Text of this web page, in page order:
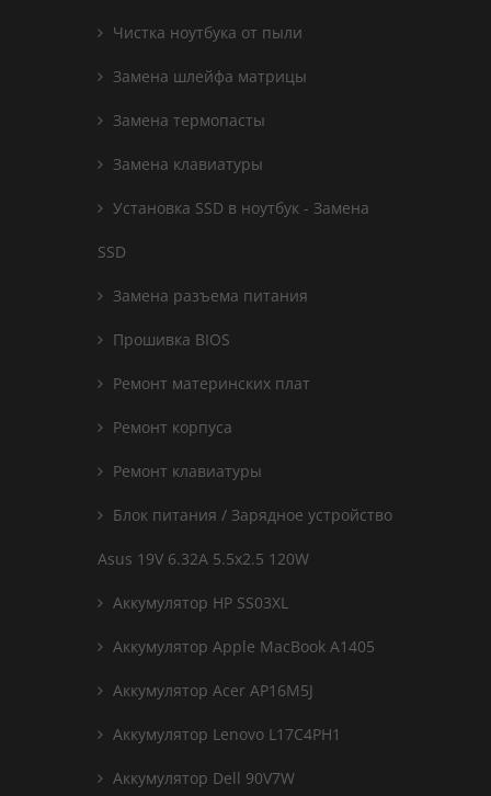
Чистка ноутбука от пыли
Замена шлейфа матрицы
Замена термопасты
Замена клавиатуры
Установка SSD в ноутбук - Замена
SSD
Замена разъема питания
Прошивка BIOS
Ремонт материнских плат
Ремонт корпуса
Ремонт клавиатуры
Блок питания / Зарядное устройство
Asus 19V 6.32A 5.5x2.5 120W
Аккумулятор HP SS03XL
Аккумулятор Apple MacBook A1405
Аккумулятор Acer AP16M5J
Аккумулятор Lenovo L17C4PH1
Аккумулятор Dell 90V7W